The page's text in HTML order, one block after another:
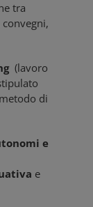
tra
(lavoro
di
e
e